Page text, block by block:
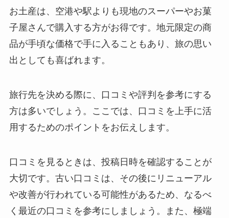
お土産は、空港や駅よりも現地のスーパーやお菓
子屋さんで購入する方がお得です。地元限定の商
品が手頃な価格で手に入ることもあり、旅の思い
出としても喜ばれます。
旅行先を決める際に、口コミや評判を参考にする
方は多いでしょう。ここでは、口コミを上手に活
用するためのポイントをお伝えします。
口コミを見るときは、投稿日時を確認することが
大切です。古い口コミは、その後にリニューアル
や改善が行われている可能性があるため、なるべ
く最近の口コミを参考にしましょう。また、極端